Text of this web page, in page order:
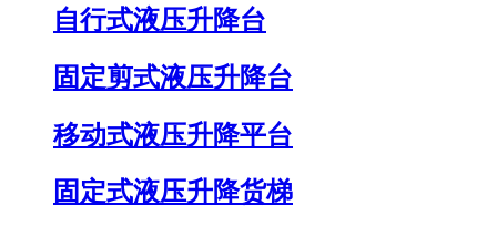
自行式液压升降台
固定剪式液压升降台
移动式液压升降平台
固定式液压升降货梯